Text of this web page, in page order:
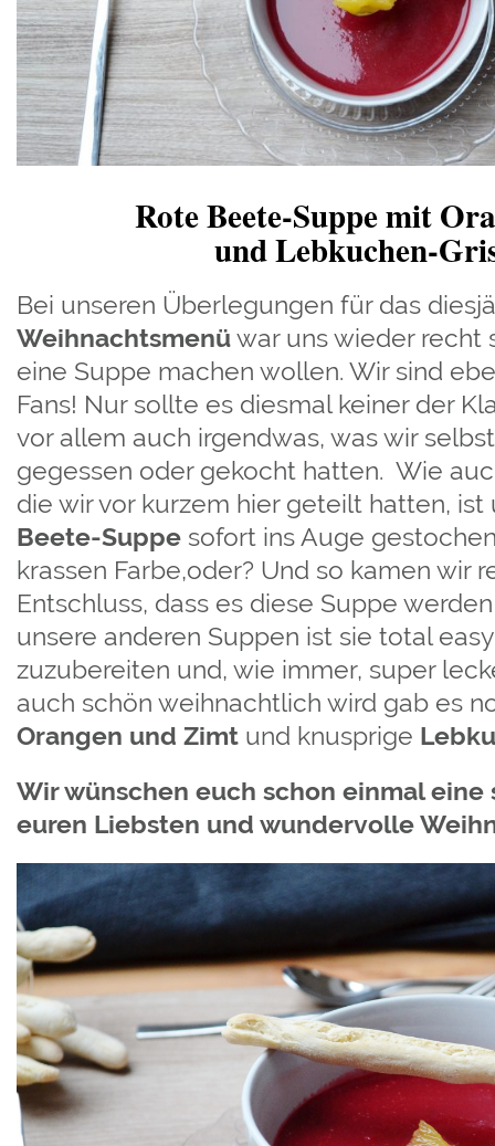
Rote Beete-Suppe mit
und Lebkuchen-
Bei unseren Überlegungen für das
Weihnachtsmenüwar uns wieder recht
eine Suppe machen wollen. Wir sind
Fans! Nur sollte es diesmal keiner der
vor allem auch irgendwas, was wir
gegessen oder gekocht hatten. Wie
die wir vor kurzem hier geteilt hatten,
Beete-Suppe sofort ins Auge
krassen Farbe,oder? Und so kamen wir
Entschluss, dass es diese Suppe
unsere anderen Suppen ist sie total
zuzubereiten und, wie immer, super
auch schön weihnachtlich wird gab es
Orangen und Zimt und knusprige
Wir wünschen euch schon einmal
euren Liebsten und wundervolle